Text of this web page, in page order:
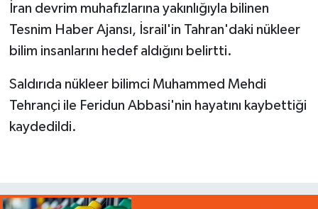
İran devrim muhafızlarına yakınlığıyla bilinen
Tesnim Haber Ajansı, İsrail'in Tahran'daki nükleer
bilim insanlarını hedef aldığını belirtti.
Saldırıda nükleer bilimci Muhammed Mehdi
Tehrançi ile Feridun Abbasi'nin hayatını kaybettiği
kaydedildi.